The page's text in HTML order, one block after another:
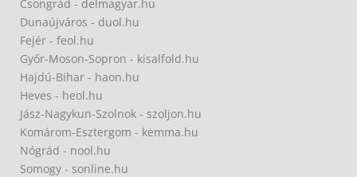
Csongrád - delmagyar.hu
Dunaújváros - duol.hu
Fejér - feol.hu
Győr-Moson-Sopron - kisalfold.hu
Hajdú-Bihar - haon.hu
Heves - heol.hu
Jász-Nagykun-Szolnok - szoljon.hu
Komárom-Esztergom - kemma.hu
Nógrád - nool.hu
Somogy - sonline.hu